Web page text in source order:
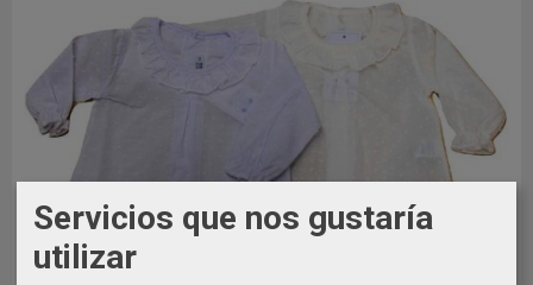
Servicios que nos gustaría
utilizar